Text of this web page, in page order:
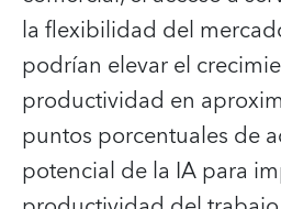
la flexibilidad del
podrían elevar el
productividad en
puntos porcentuales de
potencial de la IA para